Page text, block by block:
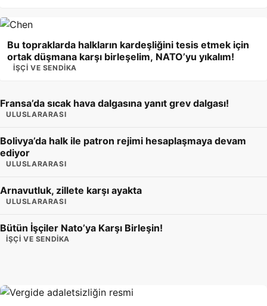
İŞÇI VE SENDIKA
Bu topraklarda halkların kardeşliğini tesis etmek için
ortak düşmana karşı birleşelim, NATO’yu yıkalım!
ULUSLARARASI
Fransa’da sıcak hava dalgasına yanıt grev dalgası!
ULUSLARARASI
Bolivya’da halk ile patron rejimi hesaplaşmaya devam
ediyor
ULUSLARARASI
Arnavutluk, zillete karşı ayakta
İŞÇI VE SENDIKA
Bütün İşçiler Nato’ya Karşı Birleşin!